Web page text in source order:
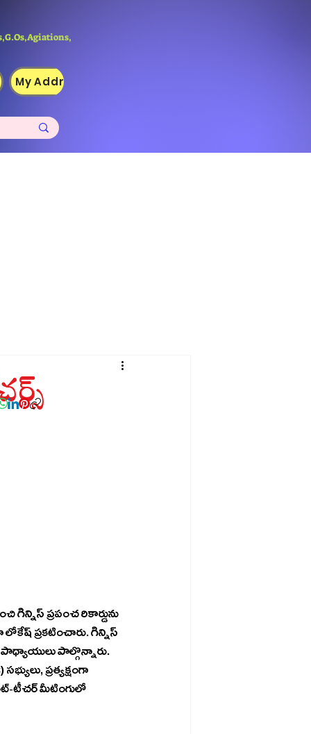
My Addresses
ప్రత్యక్షంగా
టీచర్ మీటింగులో